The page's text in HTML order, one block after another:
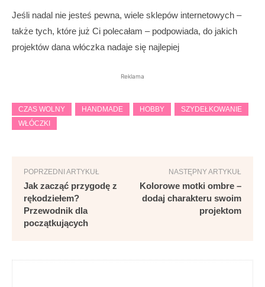
Jeśli nadal nie jesteś pewna, wiele sklepów internetowych –
także tych, które już Ci polecałam – podpowiada, do jakich
projektów dana włóczka nadaje się najlepiej
Reklama
CZAS WOLNY HANDMADE HOBBY
SZYDEŁKOWANIE
WŁÓCZKI
POPRZEDNI ARTYKUŁ
Jak zacząć przygodę z
rękodziełem?
Przewodnik dla
początkujących
NASTĘPNY ARTYKUŁ
Kolorowe motki ombre –
dodaj charakteru swoim
projektom